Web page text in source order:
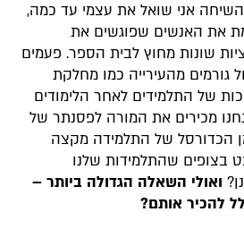
אני שואל את עצמי עד כמה,
את האנשים שפוגשים את
שונות מחוץ לבית הספר. פעמים
מהעירייה כמו מחלקת
של התלמידים לאחר הלימודים
מכירים את המורה לפסנתר של
הכדורסל של התלמידה מקצה
בצופים שהתלמידות שלנו
ואולי השאלה הגדולה ביותר –
להכיר אותם?